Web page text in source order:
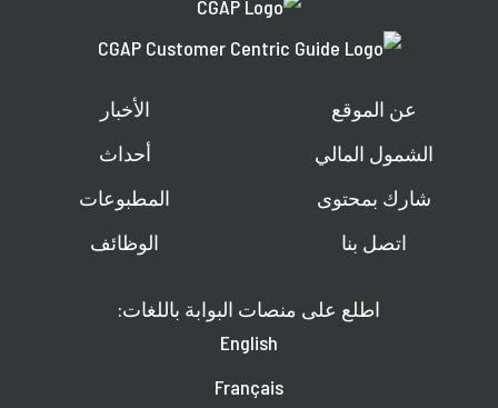
عن الموقع
الشمول المالي
شارك بمحتوى
اتصل بنا
الأخبار
أحداث
المطبوعات
الوظائف
اطلع على منصات البوابة باللغات:
English
Français